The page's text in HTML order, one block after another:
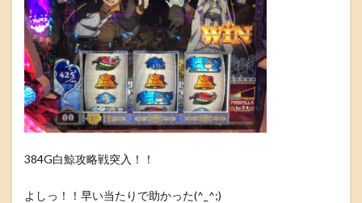
384G白鯨攻略戦突入！！
よしっ！！早い当たりで助かった(^_^;)